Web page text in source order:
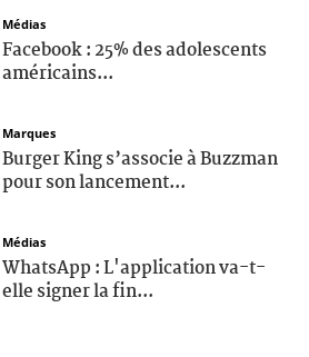
Médias
Facebook : 25% des adolescents
américains...
Marques
Burger King s’associe à Buzzman
pour son lancement...
Médias
WhatsApp : L'application va-t-
elle signer la fin...